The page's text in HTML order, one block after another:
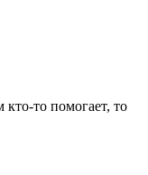
то помогает, то